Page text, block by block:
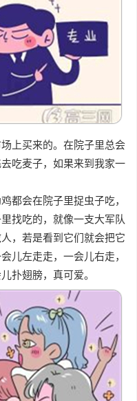
上买来的。在院子里总会
吃麦子，如果来到我家一
都会在院子里捉虫子吃，
找吃的，就像一支大军队
，若是看到它们就会把它
儿左走走，一会儿右走，
扑翅膀，真可爱。